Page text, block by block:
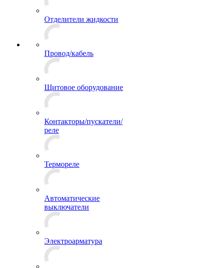
Отделители жидкости
Провод/кабель
Щитовое оборудование
Контакторы/пускатели/
реле
Термореле
Автоматические
выключатели
Электроарматура